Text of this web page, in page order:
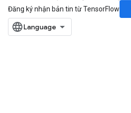
Đăng ký nhận bản tin từ TensorFlow